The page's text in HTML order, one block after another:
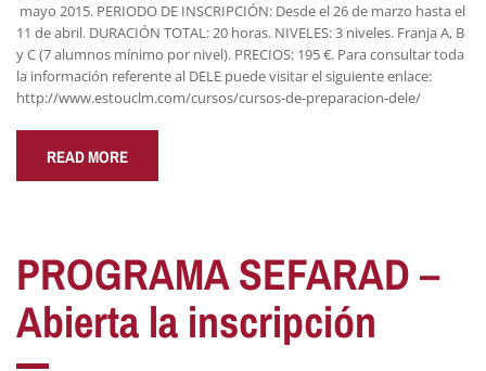
mayo 2015. PERIODO DE INSCRIPCIÓN: Desde el 26 de marzo hasta el
11 de abril. DURACIÓN TOTAL: 20 horas. NIVELES: 3 niveles. Franja A, B
y C (7 alumnos mínimo por nivel). PRECIOS: 195 €. Para consultar toda
la información referente al DELE puede visitar el siguiente enlace:
http://www.estouclm.com/cursos/cursos-de-preparacion-dele/
READ MORE
PROGRAMA SEFARAD –
Abierta la inscripción